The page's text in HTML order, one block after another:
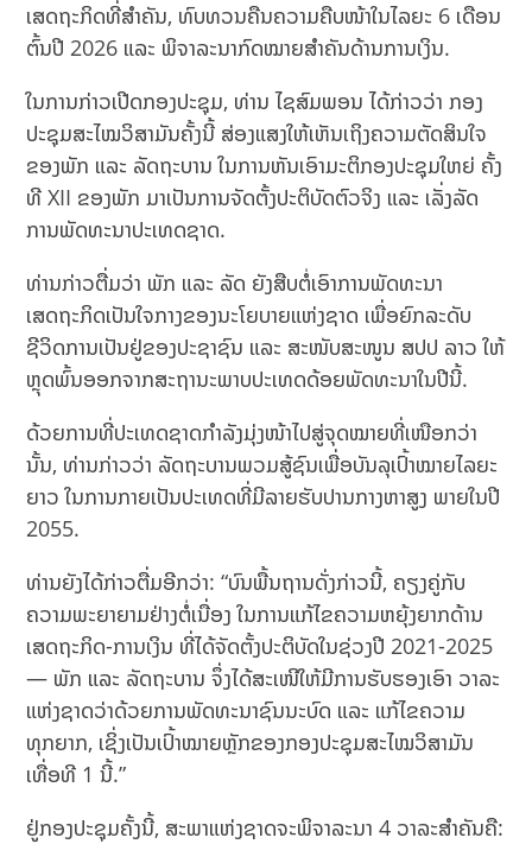
ເສດຖະກິດທີ່ສຳຄັນ, ທົບທວນຄືນຄວາມຄືບໜ້າໃນໄລຍະ 6 ເດືອນ
ຕົ້ນປີ 2026 ແລະ ພິຈາລະນາກົດໝາຍສຳຄັນດ້ານການເງິນ.
ໃນການກ່າວເປີດກອງປະຊຸມ, ທ່ານ ໄຊສົມພອນ ໄດ້ກ່າວວ່າ ກອງ
ປະຊຸມສະໄໝວິສາມັນຄັ້ງນີ້ ສ່ອງແສງໃຫ້ເຫັນເຖິງຄວາມຕັດສິນໃຈ
ຂອງພັກ ແລະ ລັດຖະບານ ໃນການຫັນເອົາມະຕິກອງປະຊຸມໃຫຍ່ ຄັ້ງ
ທີ XII ຂອງພັກ ມາເປັນການຈັດຕັ້ງປະຕິບັດຕົວຈິງ ແລະ ເລັ່ງລັດ
ການພັດທະນາປະເທດຊາດ.
ທ່ານກ່າວຕື່ມວ່າ ພັກ ແລະ ລັດ ຍັງສືບຕໍ່ເອົາການພັດທະນາ
ເສດຖະກິດເປັນໃຈກາງຂອງນະໂຍບາຍແຫ່ງຊາດ ເພື່ອຍົກລະດັບ
ຊີວິດການເປັນຢູ່ຂອງປະຊາຊົນ ແລະ ສະໜັບສະໜູນ ສປປ ລາວ ໃຫ້
ຫຼຸດພົ້ນອອກຈາກສະຖານະພາບປະເທດດ້ອຍພັດທະນາໃນປີນີ້.
ດ້ວຍການທີ່ປະເທດຊາດກຳລັງມຸ່ງໜ້າໄປສູ່ຈຸດໝາຍທີ່ເໜືອກວ່າ
ນັ້ນ, ທ່ານກ່າວວ່າ ລັດຖະບານພວມສູ້ຊົນເພື່ອບັນລຸເປົ້າໝາຍໄລຍະ
ຍາວ ໃນການກາຍເປັນປະເທດທີ່ມີລາຍຮັບປານກາງຫາສູງ ພາຍໃນປີ
2055.
ທ່ານຍັງໄດ້ກ່າວຕື່ມອີກວ່າ: “ບົນພື້ນຖານດັ່ງກ່າວນີ້, ຄຽງຄູ່ກັບ
ຄວາມພະຍາຍາມຢ່າງຕໍ່ເນື່ອງ ໃນການແກ້ໄຂຄວາມຫຍຸ້ງຍາກດ້ານ
ເສດຖະກິດ-ການເງິນ ທີ່ໄດ້ຈັດຕັ້ງປະຕິບັດໃນຊ່ວງປີ 2021-2025
— ພັກ ແລະ ລັດຖະບານ ຈຶ່ງໄດ້ສະເໜີໃຫ້ມີການຮັບຮອງເອົາ ວາລະ
ແຫ່ງຊາດວ່າດ້ວຍການພັດທະນາຊົນນະບົດ ແລະ ແກ້ໄຂຄວາມ
ທຸກຍາກ, ເຊິ່ງເປັນເປົ້າໝາຍຫຼັກຂອງກອງປະຊຸມສະໄໝວິສາມັນ
ເທື່ອທີ 1 ນີ້.”
ຢູ່ກອງປະຊຸມຄັ້ງນີ້, ສະພາແຫ່ງຊາດຈະພິຈາລະນາ 4 ວາລະສຳຄັນຄື: